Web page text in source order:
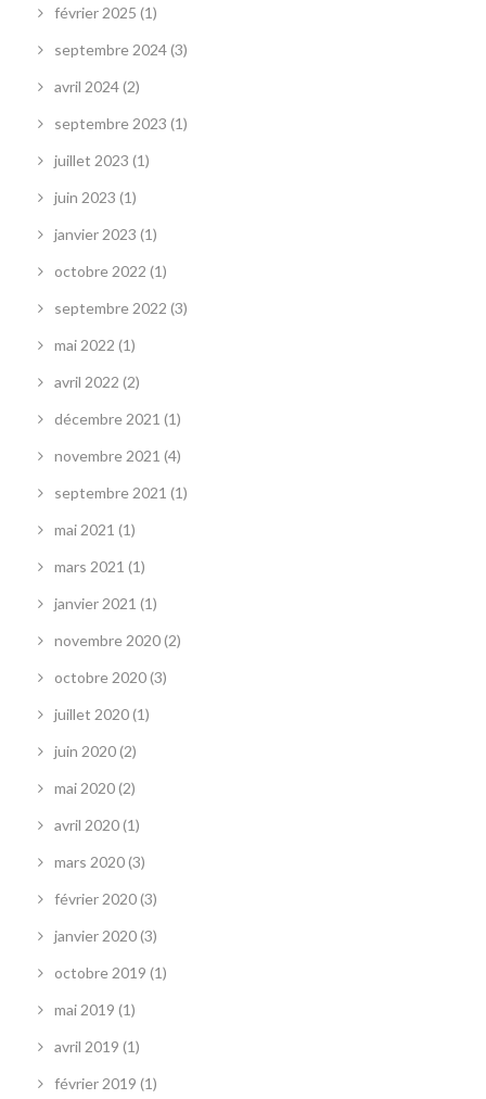
février 2025 (1)
septembre 2024(3)
avril 2024(2)
septembre 2023 (1)
juillet 2023 (1)
juin 2023 (1)
janvier 2023 (1)
octobre 2022 (1)
septembre 2022 (3)
mai 2022 (1)
avril 2022 (2)
décembre 2021 (1)
novembre 2021 (4)
septembre 2021 (1)
mai 2021 (1)
mars 2021 (1)
janvier 2021 (1)
novembre 2020(2)
octobre 2020(3)
juillet 2020(1)
juin 2020(2)
mai 2020(2)
avril 2020(1)
mars 2020(3)
février 2020(3)
janvier 2020(3)
octobre 2019 (1)
mai 2019 (1)
avril 2019 (1)
février 2019 (1)